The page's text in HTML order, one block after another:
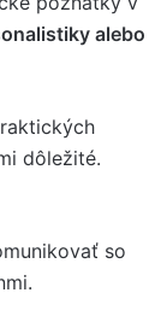
alebo
dôležité.
so